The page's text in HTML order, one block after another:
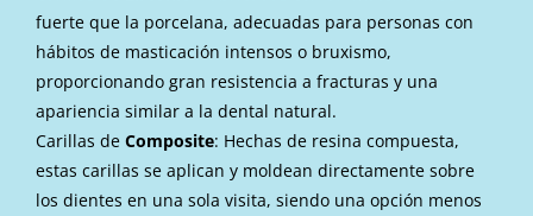
fuerte que la porcelana, adecuadas para personas con
hábitos de masticación intensos o bruxismo,
proporcionando gran resistencia a fracturas y una
apariencia similar a la dental natural.
Carillas de Composite: Hechas de resina compuesta,
estas carillas se aplican y moldean directamente sobre
los dientes en una sola visita, siendo una opción menos